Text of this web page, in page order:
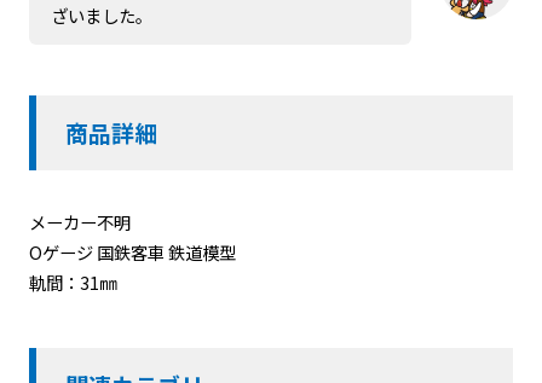
ざいました。
商品詳細
メーカー不明
Oゲージ 国鉄客車 鉄道模型
軌間：31㎜